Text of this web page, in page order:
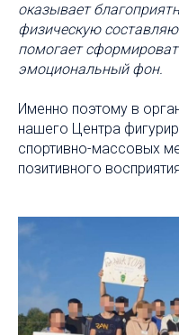
оказывает
физическую
помогает
эмоциональный фон.
Именно поэтому в
нашего Центра
спортивно-массовых
позитивного